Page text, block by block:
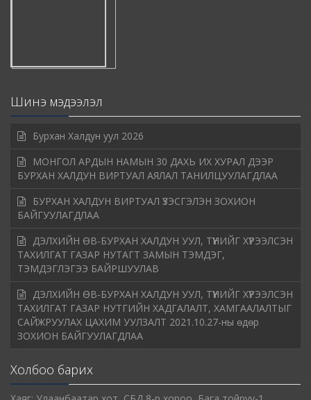
Шинэ мэдээлэл
Бурхан Халдун уул 2026
МОНГОЛ АРДЫН НАМЫН 30 ДАХЬ ИХ ХУРАЛ ДЭЭР
БУРХАН ХАЛДУН ВИРТУАЛ АЯЛАЛ ТАНИЛЦУУЛАГДЛАА
БУРХАН ХАЛДУН ВИРТУАЛ ҮЗЭСГЭЛЭН ЗОХИОН
БАЙГУУЛАГДЛАА
ДЭЛХИЙН ӨВ-БУРХАН ХАЛДУН УУЛ, ТҮҮНИЙГ ХҮРЭЭЛСЭН
ТАХИЛГАТ ГАЗАР НУТАГТ ЗАМЫН ТЭМДЭГ,
ТЭМДЭГЛЭГЭЭ БАЙРШУУЛАВ
ДЭЛХИЙН ӨВ-БУРХАН ХАЛДУН УУЛ, ТҮҮНИЙГ ХҮРЭЭЛСЭН
ТАХИЛГАТ ГАЗАР НУТГИЙН ХАДГАЛАЛТ, ХАМГААЛАЛТЫГ
САЙЖРУУЛАХ ЦАХИМ УУЛЗАЛТ 2021.10.27-ны өдөр
ЗОХИОН БАЙГУУЛАГДЛАА
Холбоо барих